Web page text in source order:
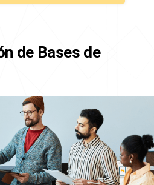
de Bases de